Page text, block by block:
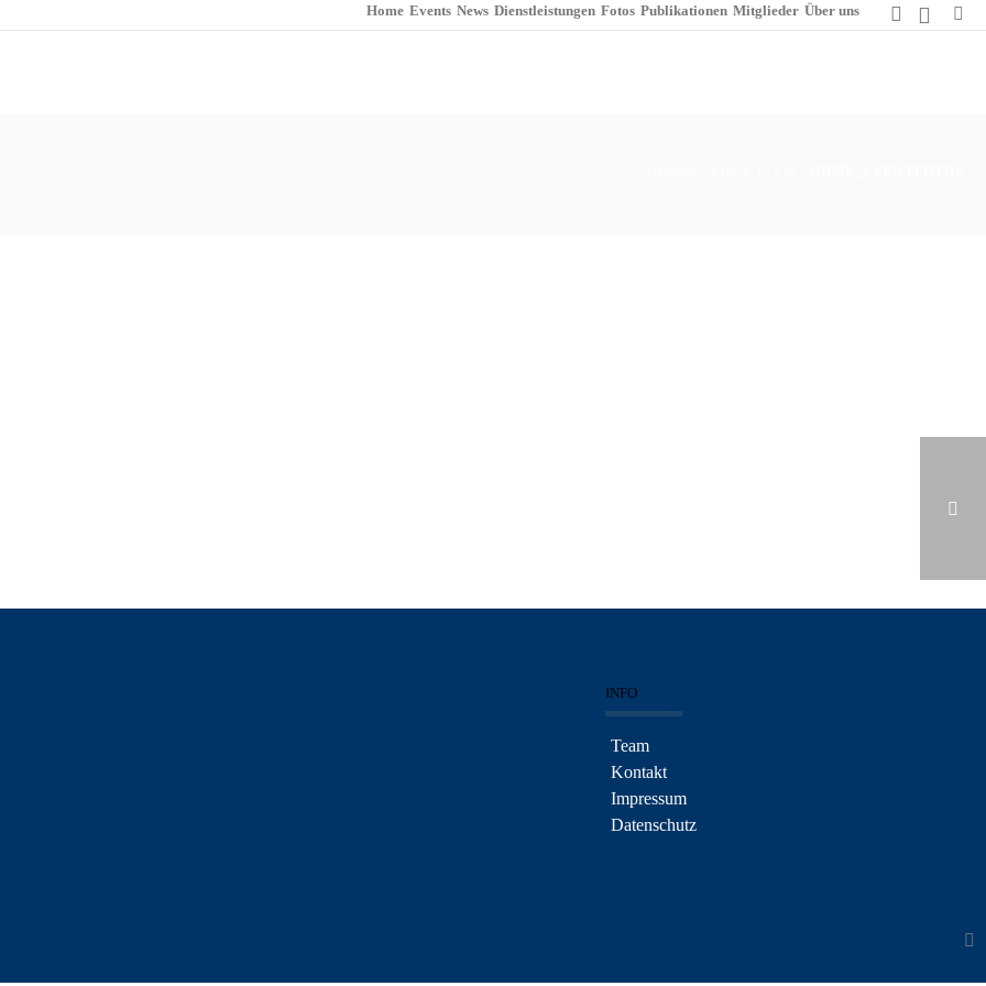
Home Events News Dienstleistungen Fotos Publikationen Mitglieder Über uns
INFO
Team
Kontakt
Impressum
Datenschutz